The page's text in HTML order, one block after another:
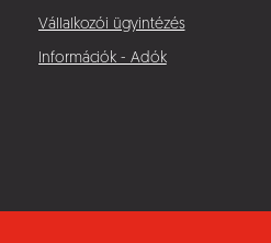
Vállalkozói ügyintézés
Információk - Adók